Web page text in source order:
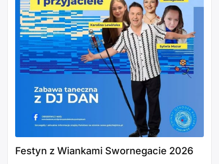
Festyn z Wiankami Swornegacie 2026